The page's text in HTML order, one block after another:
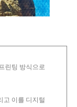
린팅 방식으로
고 이를 디지털